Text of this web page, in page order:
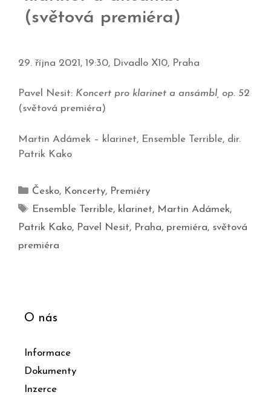
(světová premiéra)
29. října 2021, 19:30, Divadlo X10, Praha
Pavel Nesit: Koncert pro klarinet a ansámbl, op. 52
(světová premiéra)
Martin Adámek – klarinet, Ensemble Terrible, dir.
Patrik Kako
Česko, Koncerty, Premiéry
Ensemble Terrible, klarinet, Martin Adámek,
Patrik Kako, Pavel Nesit, Praha, premiéra, světová
premiéra
O nás
Informace
Dokumenty
Inzerce